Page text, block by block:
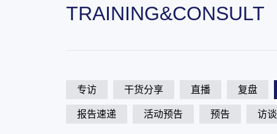
TRAINING&CONSULT
专访 干货分享 直播 复盘
报告速递 活动预告 预告 访谈